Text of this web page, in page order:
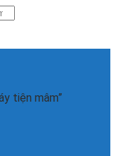
tiện mâm”